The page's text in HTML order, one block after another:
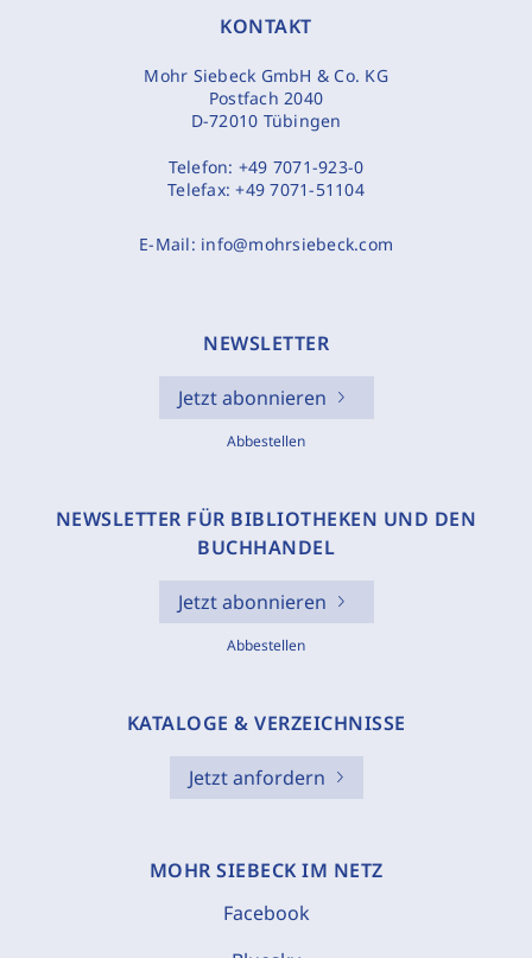
KONTAKT
Mohr Siebeck GmbH & Co. KG
Postfach 2040
D-72010 Tübingen
Telefon: +49 7071-923-0
Telefax:+49 7071-51104
E-Mail: info@mohrsiebeck.com
NEWSLETTER
Jetzt abonnieren
Abbestellen
NEWSLETTER FÜR BIBLIOTHEKEN UND DEN
BUCHHANDEL
Jetzt abonnieren
Abbestellen
KATALOGE & VERZEICHNISSE
Jetzt anfordern
MOHR SIEBECK IM NETZ
Facebook